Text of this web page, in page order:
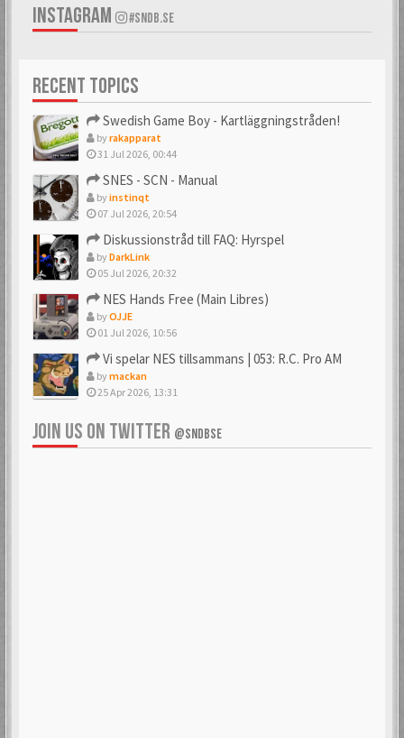
6 Mar 2018
Todd Snap
Kranky Kong
INSTAGRAM #SNDB.SE
RECENT TOPICS
Swedish Game Boy - Kartläggningstråden!
byrakapparat
31 Jul 2026, 00:44
SNES - SCN - Manual
byinstinqt
07 Jul 2026, 20:54
Diskussionstråd till FAQ: Hyrspel
byDarkLink
05 Jul 2026, 20:32
NES Hands Free (Main Libres)
byOJJE
01 Jul 2026, 10:56
Vi spelar NES tillsammans | 053: R.C. Pro AM
bymackan
25 Apr 2026, 13:31
JOIN US ON TWITTER @SNDBSE